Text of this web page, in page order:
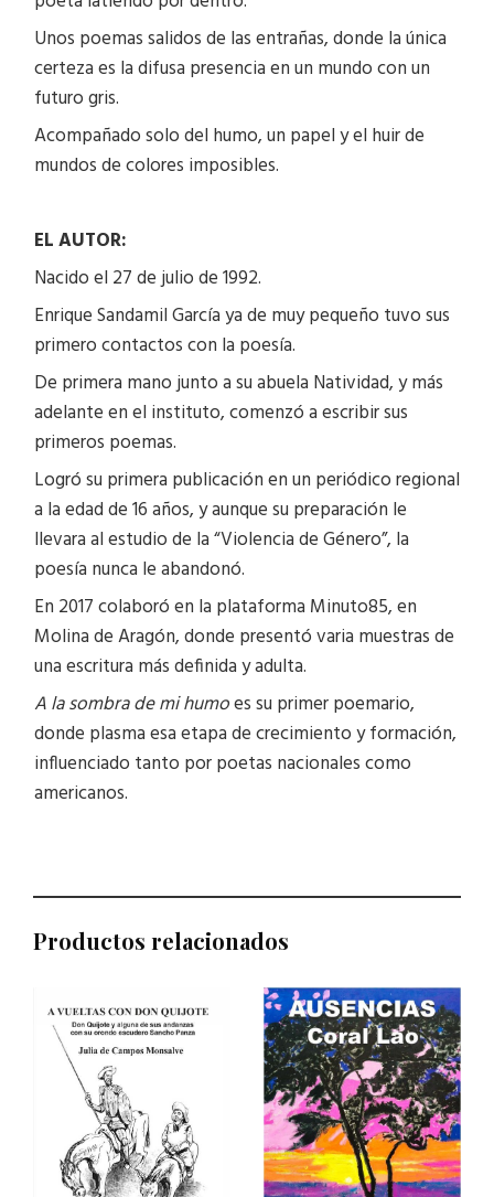
Unos poemas salidos de las entrañas, donde la única
certeza es la difusa presencia en un mundo con un
futuro gris.
Acompañado solo del humo, un papel y el huir de
mundos de colores imposibles.
EL AUTOR:
Nacido el 27 de julio de 1992.
Enrique Sandamil García ya de muy pequeño tuvo sus
primero contactos con la poesía.
De primera mano junto a su abuela Natividad, y más
adelante en el instituto, comenzó a escribir sus
primeros poemas.
Logró su primera publicación en un periódico regional
a la edad de 16 años, y aunque su preparación le
llevara al estudio de la “Violencia de Género”, la
poesía nunca le abandonó.
En 2017 colaboró en la plataforma Minuto85, en
Molina de Aragón, donde presentó varia muestras de
una escritura más definida y adulta.
A la sombra de mi humoes su primer poemario,
donde plasma esa etapa de crecimiento y formación,
influenciado tanto por poetas nacionales como
americanos.
Productos relacionados